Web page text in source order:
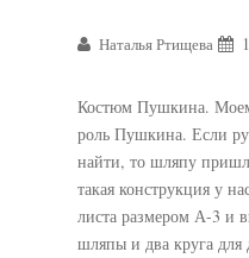
Наталья Ртищева
Костюм Пушкина.
роль Пушкина. Если
найти, то шляпу
такая конструкция у
листа размером А-3 и
шляпы и два круга